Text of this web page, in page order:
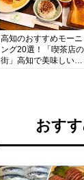
高知のおすすめモーニ
ング20選！「喫茶店の
街」高知で美味しい喫
おす